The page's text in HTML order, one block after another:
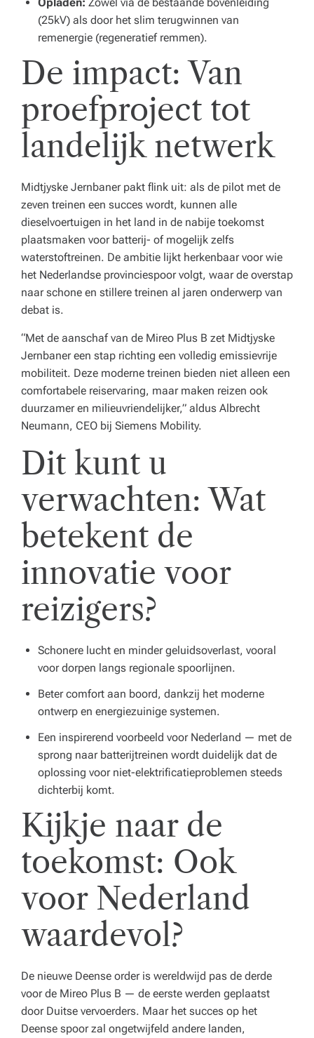
(25kV) als door het slim terugwinnen van
remenergie (regeneratief remmen).
De impact: Van
proefproject tot
landelijk netwerk
Midtjyske Jernbaner pakt flink uit: als de pilot met de
zeven treinen een succes wordt, kunnen alle
dieselvoertuigen in het land in de nabije toekomst
plaatsmaken voor batterij- of mogelijk zelfs
waterstoftreinen. De ambitie lijkt herkenbaar voor wie
het Nederlandse provinciespoor volgt, waar de overstap
naar schone en stillere treinen al jaren onderwerp van
debat is.
“Met de aanschaf van de Mireo Plus B zet Midtjyske
Jernbaner een stap richting een volledig emissievrije
mobiliteit. Deze moderne treinen bieden niet alleen een
comfortabele reiservaring, maar maken reizen ook
duurzamer en milieuvriendelijker,” aldus Albrecht
Neumann, CEO bij Siemens Mobility.
Dit kunt u
verwachten: Wat
betekent de
innovatie voor
reizigers?
Schonere lucht en minder geluidsoverlast, vooral
voor dorpen langs regionale spoorlijnen.
Beter comfort aan boord, dankzij het moderne
ontwerp en energiezuinige systemen.
Een inspirerend voorbeeld voor Nederland — met de
sprong naar batterijtreinen wordt duidelijk dat de
oplossing voor niet-elektrificatieproblemen steeds
dichterbij komt.
Kijkje naar de
toekomst: Ook
voor Nederland
waardevol?
De nieuwe Deense order is wereldwijd pas de derde
voor de Mireo Plus B — de eerste werden geplaatst
door Duitse vervoerders. Maar het succes op het
Deense spoor zal ongetwijfeld andere landen,